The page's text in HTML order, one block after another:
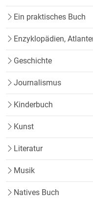
Ein praktisches Buch
Enzyklopädien,
Geschichte
Journalismus
Kinderbuch
Kunst
Literatur
Musik
Natives Buch